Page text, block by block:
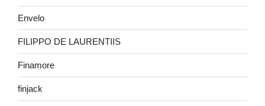
Envelo
FILIPPO DE LAURENTIIS
Finamore
finjack